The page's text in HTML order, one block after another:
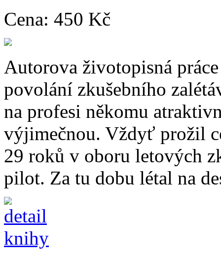
Cena: 450 Kč
Autorova životopisná
povolání zkušebního
na profesi někomu
výjimečnou. Vždyť prožil
29 roků v oboru letových
pilot. Za tu dobu létal na